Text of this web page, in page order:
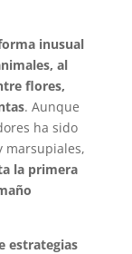
inusual
al
flores,
. Aunque
ha sido
marsupiales,
la primera
estrategias